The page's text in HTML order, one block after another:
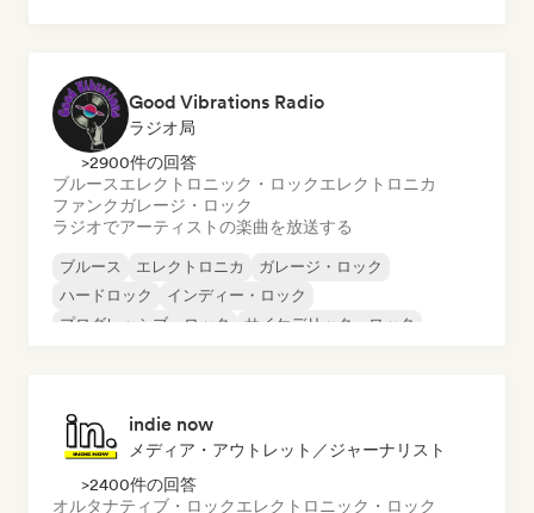
Good Vibrations Radio
ラジオ局
>2900件の回答
ブルースエレクトロニック・ロックエレクトロニカ
ファンクガレージ・ロック
ラジオでアーティストの楽曲を放送する
ブルース エレクトロニカ
ガレージ・ロック
ハードロック
インディー・ロック
プログレッシブ・ロック
サイケデリック・ロック
indie now
メディア・アウトレット／ジャーナリスト
>2400件の回答
オルタナティブ・ロックエレクトロニック・ロック